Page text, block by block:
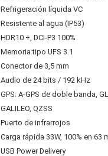
Refrigeración líquida VC
Resistente al agua (IP53)
HDR10 +, DCI-P3 100%
Memoria tipo UFS 3.1
Conector de 3,5 mm
Audio de 24 bits / 192 kHz
GPS: A-GPS de doble banda,
GALILEO, QZSS
Puerto de infrarrojos
Carga rápida 33W, 100% en 63
USB Power Delivery